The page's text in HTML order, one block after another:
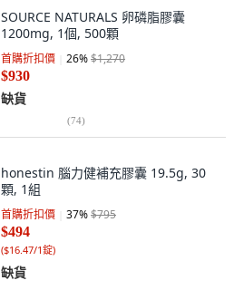
SOURCE NATURALS 卵磷脂膠囊
1200mg, 1個, 500顆
首購折扣價 26%$1,270
$930
缺貨
(74)
honestin 腦力健補充膠囊 19.5g, 30
顆, 1組
首購折扣價 37%$795
$494
($16.47/1錠)
缺貨